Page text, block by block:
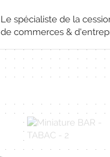
Le spécialiste de la
de commerces &